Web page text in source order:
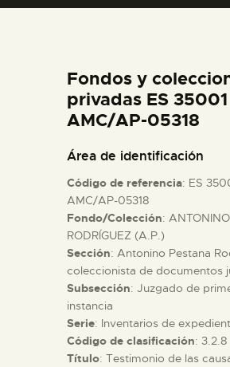
ESPAÑOL
ACTIVIDADES
█
EL MUSEO
COLECCIONES
Fondos y
privadas ES 35001
AMC/AP-05318
Área de identificación
Código de referencia: ES
AMC/AP-05318
Fondo/Colección:
RODRÍGUEZ (A.P.)
Sección: Antonino Pestana
coleccionista de documentos
Subsección: Juzgado de
instancia
Serie: Inventarios de
Código de clasificación: 3.2.8
Título: Testimonio de las